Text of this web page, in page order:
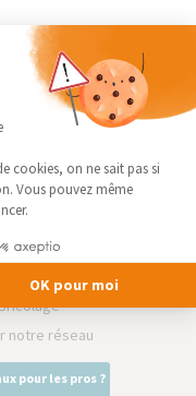
INTÉRIEURE
EXTÉRIEURS
des Architectes
notre réseau
pour les pros ?
cookies, on ne sait pas si
Vous pouvez même
OK pour moi